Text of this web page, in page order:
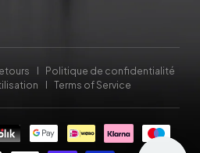
Politique de confidentialité
Terms of Service
Méthodes